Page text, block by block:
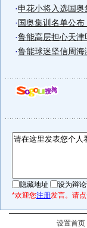
·申花小将入选国
· 国奥集训名单公
·鲁能高层担心天
·鲁能球迷坚信周
隐藏地址
设为辩
*欢迎您注册发言。请
设置首页